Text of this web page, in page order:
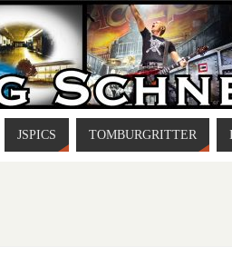
JSPICS TOMBURGRITTER